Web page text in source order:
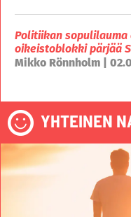
Politiikan sopulilauma
oikeistoblokki pärjää
Mikko Rönnholm |
YHTEINEN